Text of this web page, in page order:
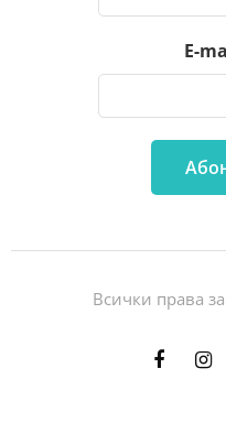
E-
Всички права